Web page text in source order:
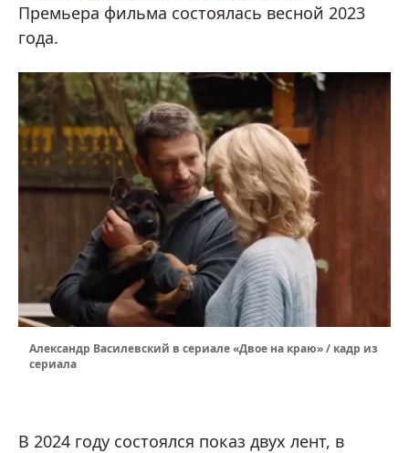
Премьера фильма состоялась весной 2023
года.
Александр Василевский в сериале «Двое на краю» / кадр из
сериала
В 2024 году состоялся показ двух лент, в